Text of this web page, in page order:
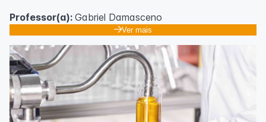
Professor(a): Gabriel Damasceno
Ver mais